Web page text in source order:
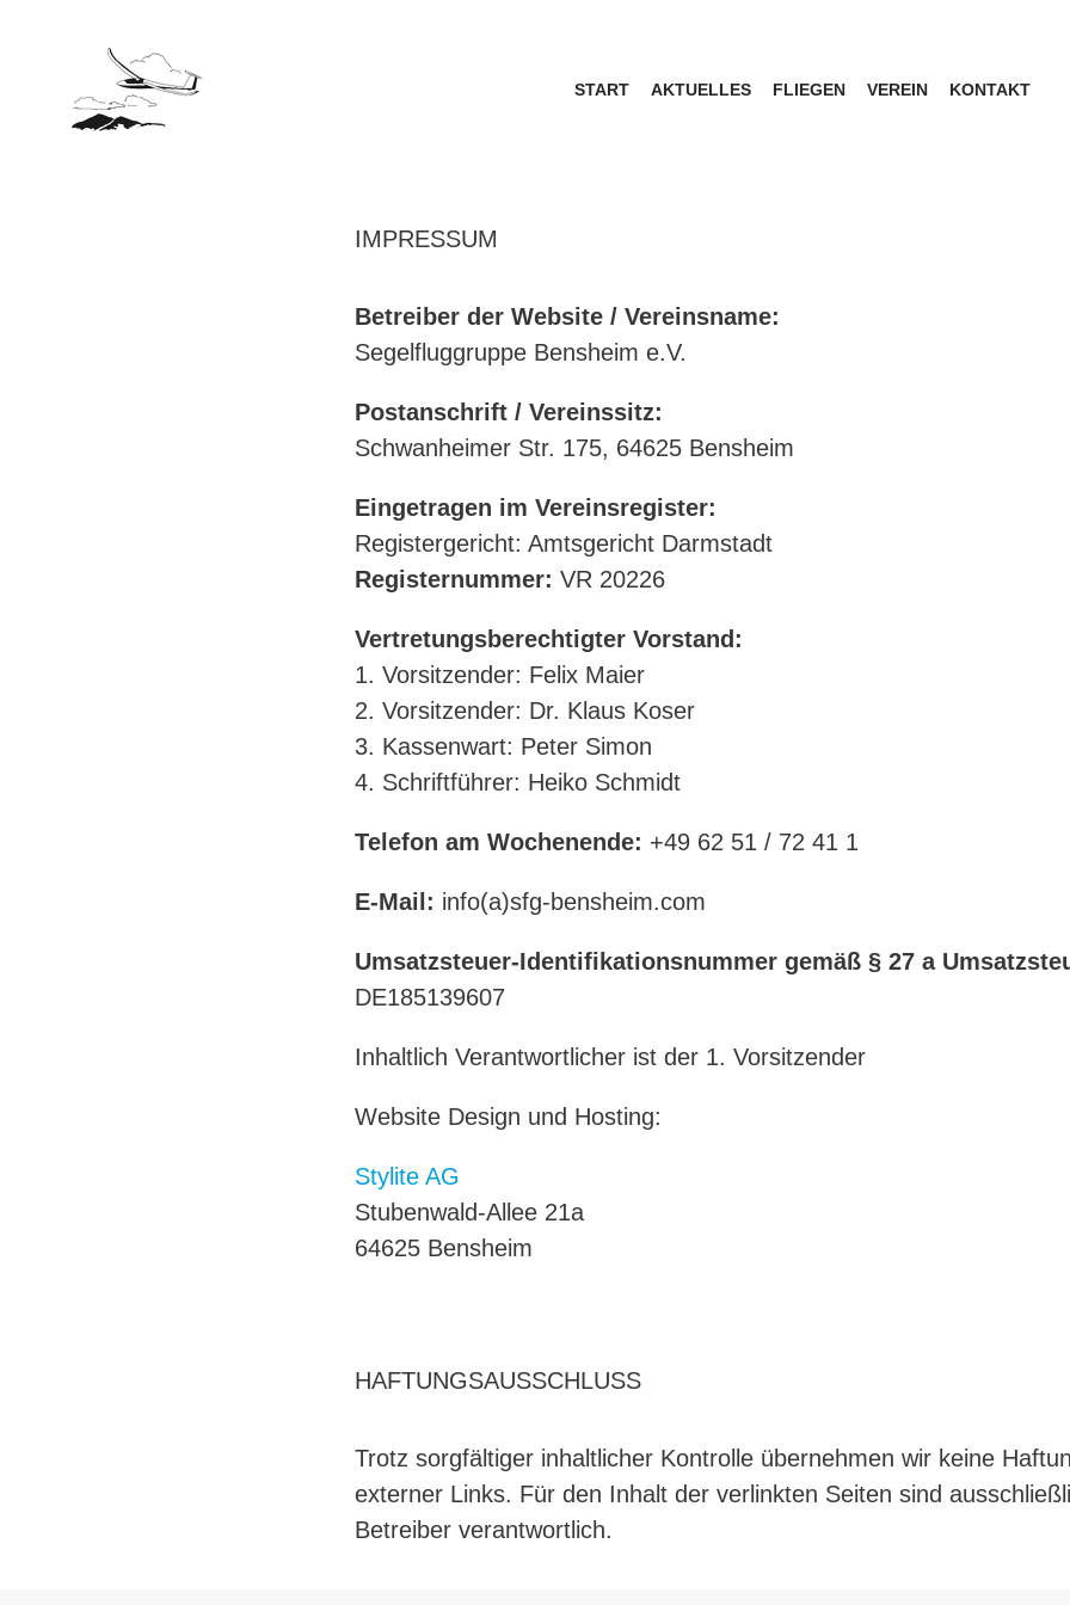
START AKTUELLES FLIEGEN VEREIN KONTAKT
IMPRESSUM
Betreiber der Website / Vereinsname:
Segelfluggruppe Bensheim e.V.
Postanschrift / Vereinssitz:
Schwanheimer Str. 175, 64625 Bensheim
Eingetragen im Vereinsregister:
Registergericht: Amtsgericht Darmstadt
Registernummer: VR 20226
Vertretungsberechtigter Vorstand:
1. Vorsitzender: Felix Maier
2. Vorsitzender: Dr. Klaus Koser
3. Kassenwart: Peter Simon
4. Schriftführer: Heiko Schmidt
Telefon am Wochenende: +49 62 51 / 72 41 1
E-Mail: info(a)sfg-bensheim.com
Umsatzsteuer-Identifikationsnummer gemäß § 27 a
DE185139607
Inhaltlich Verantwortlicher ist der 1. Vorsitzender
Website Design und Hosting:
Stylite AG
Stubenwald-Allee 21a
64625 Bensheim
HAFTUNGSAUSSCHLUSS
Trotz sorgfältiger inhaltlicher Kontrolle übernehmen wir keine
externer Links. Für den Inhalt der verlinkten Seiten sind
Betreiber verantwortlich.